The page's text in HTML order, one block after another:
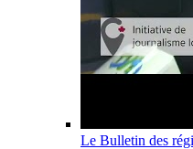
Le Bulletin des